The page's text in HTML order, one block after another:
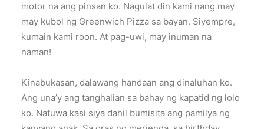
motor na ang pinsan ko. Nagulat din kami nang may
may kubol ng Greenwich Pizza sa bayan. Siyempre,
kumain kami roon. At pag-uwi, may inuman na
naman!
Kinabukasan, dalawang handaan ang dinaluhan ko.
Ang una’y ang tanghalian sa bahay ng kapatid ng lolo
ko. Natuwa kasi siya dahil bumisita ang pamilya ng